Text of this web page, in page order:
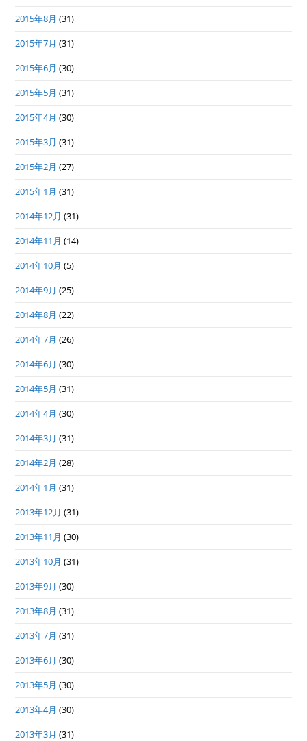
2015年8月 (31)
2015年7月 (31)
2015年6月 (30)
2015年5月 (31)
2015年4月 (30)
2015年3月 (31)
2015年2月 (27)
2015年1月 (31)
2014年12月 (31)
2014年11月 (14)
2014年10月 (5)
2014年9月 (25)
2014年8月 (22)
2014年7月 (26)
2014年6月 (30)
2014年5月 (31)
2014年4月 (30)
2014年3月 (31)
2014年2月 (28)
2014年1月 (31)
2013年12月 (31)
2013年11月 (30)
2013年10月 (31)
2013年9月 (30)
2013年8月 (31)
2013年7月 (31)
2013年6月 (30)
2013年5月 (30)
2013年4月 (30)
2013年3月 (31)